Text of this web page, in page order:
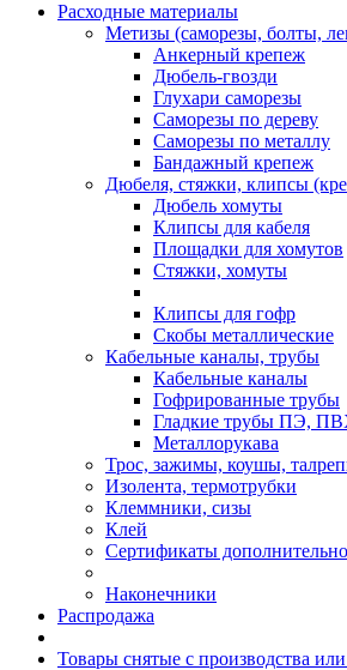
Расходные материалы
Метизы (саморезы, болты,
Анкерный крепеж
Дюбель-гвозди
Глухари саморезы
Саморезы по дереву
Саморезы по металлу
Бандажный крепеж
Дюбеля, стяжки, клипсы
Дюбель хомуты
Клипсы для кабеля
Площадки для хомутов
Стяжки, хомуты
Клипсы для гофр
Скобы металлические
Кабельные каналы, трубы
Кабельные каналы
Гофрированные трубы
Гладкие трубы ПЭ,
Металлорукава
Трос, зажимы, коушы,
Изолента, термотрубки
Клеммники, сизы
Клей
Сертификаты
Наконечники
Распродажа
Товары снятые с производства